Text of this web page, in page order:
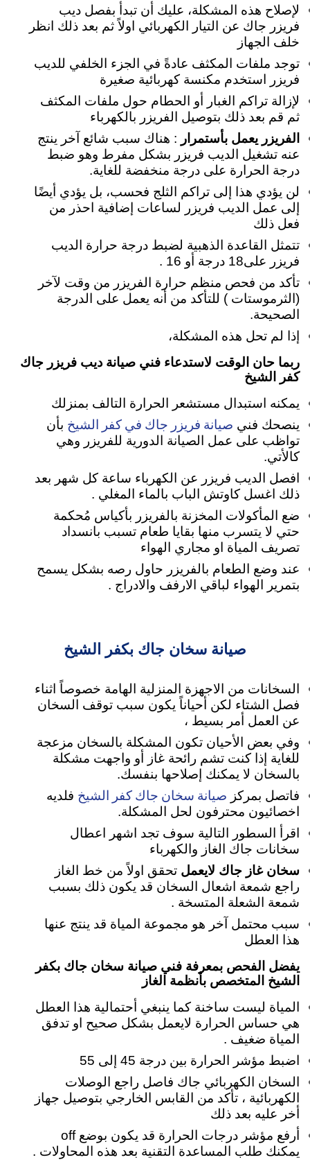
لإصلاح هذه المشكلة، عليك أن تبدأ بفصل ديب
فريزر جاك عن التيار الكهربائي اولاً ثم بعد ذلك انظر
خلف الجهاز
توجد ملفات المكثف عادةً في الجزء الخلفي للديب
فريزر استخدم مكنسة كهربائية صغيرة
لإزالة تراكم الغبار أو الحطام حول ملفات المكثف
ثم قم بعد ذلك بتوصيل الفريزر بالكهرباء
الفريزر يعمل بأستمرار : هناك سبب شائع آخر ينتج
عنه تشغيل الديب فريزر بشكل مفرط وهو ضبط
درجة الحرارة على درجة منخفضة للغاية.
لن يؤدي هذا إلى تراكم الثلج فحسب، بل يؤدي أيضًا
إلى عمل الديب فريزر لساعات إضافية احذر من
فعل ذلك
تتمثل القاعدة الذهبية لضبط درجة حرارة الديب
فريزر على18 درجة أو 16 .
تأكد من فحص منظم حرارة الفريزر من وقت لآخر
(الثرموستات ) للتأكد من أنه يعمل على الدرجة
الصحيحة.
إذا لم تحل هذه المشكلة،
ربما حان الوقت لاستدعاء فني صيانة ديب فريزر جاك
كفر الشيخ
يمكنه استبدال مستشعر الحرارة التالف بمنزلك
ينصحك فني صيانة فريزر جاك في كفر الشيخ بأن
تواظب على عمل الصيانة الدورية للفريزر وهي
كالأتي.
افصل الديب فريزر عن الكهرباء ساعة كل شهر بعد
ذلك اغسل كاوتش الباب بالماء المغلي .
ضع المأكولات المخزنة بالفريزر بأكياس مُحكمة
حتي لا يتسرب منها بقايا طعام تسبب بانسداد
تصريف المياة او مجاري الهواء
عند وضع الطعام بالفريزر حاول رصه بشكل يسمح
بتمرير الهواء لباقي الارفف والادراج .
صيانة سخان جاك بكفر الشيخ
السخانات من الاجهزة المنزلية الهامة خصوصاً اثناء
فصل الشتاء لكن أحياناً يكون سبب توقف السخان
عن العمل أمر بسيط ،
وفي بعض الأحيان تكون المشكلة بالسخان مزعجة
للغاية إذا كنت تشم رائحة غاز أو واجهت مشكلة
بالسخان لا يمكنك إصلاحها بنفسك.
فاتصل بمركز صيانة سخان جاك كفر الشيخ فلديه
اخصائيون محترفون لحل المشكلة.
اقرأ السطور التالية سوف تجد اشهر اعطال
سخانات جاك الغاز والكهرباء
سخان غاز جاك لايعمل تحقق اولاً من خط الغاز
راجع شمعة اشعال السخان قد يكون ذلك بسبب
شمعة الشعلة المتسخة .
سبب محتمل آخر هو مجموعة المياة قد ينتج عنها
هذا العطل
يفضل الفحص بمعرفة فني صيانة سخان جاك بكفر
الشيخ المتخصص بأنظمة الغاز
المياة ليست ساخنة كما ينبغي أحتمالية هذا العطل
هي حساس الحرارة لايعمل بشكل صحيح او تدفق
المياة ضغيف .
اضبط مؤشر الحرارة بين درجة 45 إلى 55
السخان الكهربائي جاك فاصل راجع الوصلات
الكهربائية ، تأكد من القابس الخارجي بتوصيل جهاز
أخر عليه بعد ذلك
أرفع مؤشر درجات الحرارة قد يكون بوضع off
يمكنك طلب المساعدة التقنية بعد هذه المحاولات .